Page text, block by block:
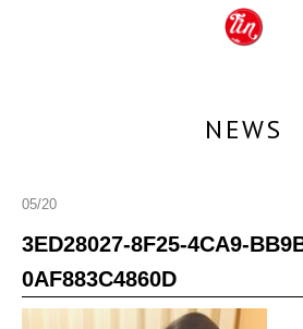
NEWS
05/20
3ED28027-8F25-4CA9-
0AF883C4860D